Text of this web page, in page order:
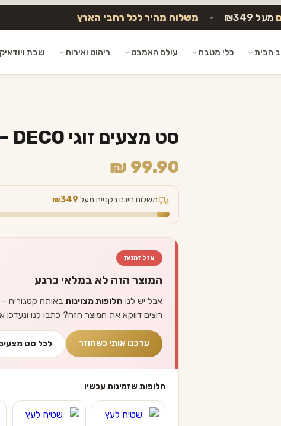
מעל ₪349 • משלוח מהיר לכל רחבי הארץ
הבית כלי מטבח עולם האמבט ריהוט ואירוח שבת
סט מצעים זוגי DECO – תכלת
₪ 99.90
משלוח חינם בקנייה מעל ₪349
אזל זמנית
המוצר הזה לא במלאי כרגע
אבל יש לנו חלופות מצוינות
רוצים דווקא את המוצר הזה? כתבו לנו
עדכנו אותי כשחוזר לכל סט מצעים
חלופות שזמינות עכשיו